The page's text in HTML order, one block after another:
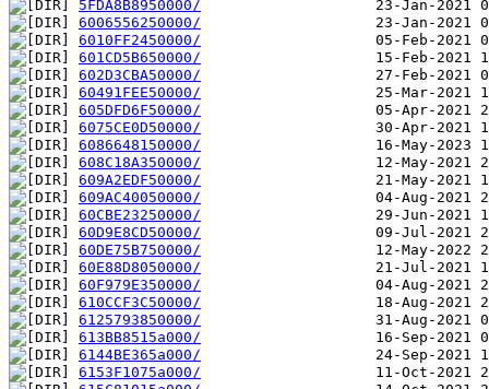
5FDA8B8950000/
6006556250000/
6010FF2450000/
601CD5B650000/
602D3CBA50000/
60491FEE50000/
605DFD6F50000/
6075CE0D50000/
6086648150000/
608C18A350000/
609A2EDF50000/
609AC40050000/
60CBE23250000/
60D9E8CD50000/
60DE75B750000/
60E88D8050000/
60F979E350000/
610CCF3C50000/
6125793850000/
613BB8515a000/
6144BE365a000/
6153F1075a000/